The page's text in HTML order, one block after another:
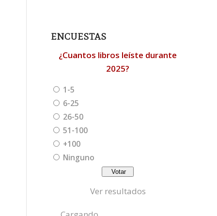
ENCUESTAS
¿Cuantos libros leíste durante
2025?
1-5
6-25
26-50
51-100
+100
Ninguno
Ver resultados